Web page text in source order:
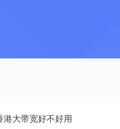
大带宽好不好用